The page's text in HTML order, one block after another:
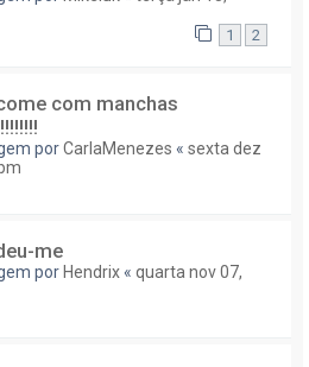
1 2
com manchas
porCarlaMenezes « sexta dez
me
por Hendrix « quarta nov 07,